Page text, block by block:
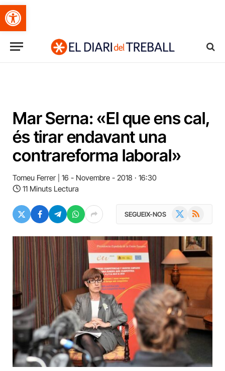
Obre la barra d'eines
Mar Serna: «El que ens cal,
és tirar endavant una
contrareforma laboral»
Tomeu Ferrer
16 - Novembre - 2018 · 16:30
11 Minuts Lectura
SEGUEIX-NOS RSS